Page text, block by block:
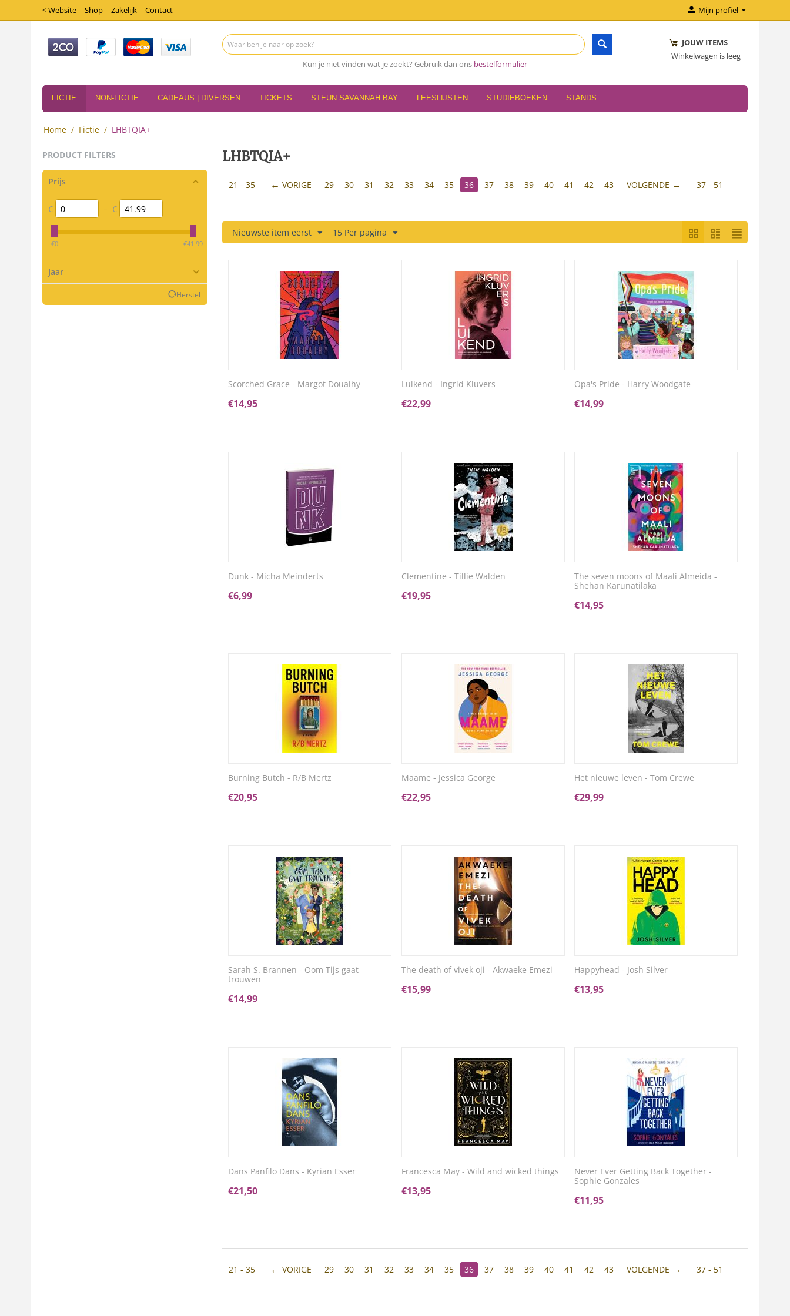
< Website Shop Zakelijk Contact Mijn profiel
Kun je niet vinden wat je zoekt? Gebruik dan ons bestelformulier
JOUW ITEMS
Winkelwagen is leeg
FICTIE NON-FICTIE CADEAUS | DIVERSEN TICKETS STEUN SAVANNAH BAY LEESLIJSTEN STUDIEBOEKEN STANDS
Home / Fictie / LHBTQIA+
PRODUCT FILTERS
Prijs
€ – €
‎€0 ‎€41.99
Jaar
Herstel
LHBTQIA+
21 - 35 VORIGE 29 30 31 32 33 34 35 36 37 38 39 40 41 42 43 VOLGENDE 37 - 51
Nieuwste item eerst 15 Per pagina
Scorched Grace - Margot Douaihy
€14,95
Luikend - Ingrid Kluvers
€22,99
Opa's Pride - Harry Woodgate
€14,99
Dunk - Micha Meinderts
€6,99
Clementine - Tillie Walden
€19,95
The seven moons of Maali Almeida -
Shehan Karunatilaka
€14,95
Burning Butch - R/B Mertz
€20,95
Maame - Jessica George
€22,95
Het nieuwe leven - Tom Crewe
€29,99
Sarah S. Brannen - Oom Tijs gaat
trouwen
€14,99
The death of vivek oji - Akwaeke Emezi
€15,99
Happyhead - Josh Silver
€13,95
Dans Panfilo Dans - Kyrian Esser
€21,50
Francesca May - Wild and wicked things
€13,95
Never Ever Getting Back Together -
Sophie Gonzales
€11,95
21 - 35 VORIGE 29 30 31 32 33 34 35 36 37 38 39 40 41 42 43 VOLGENDE 37 - 51